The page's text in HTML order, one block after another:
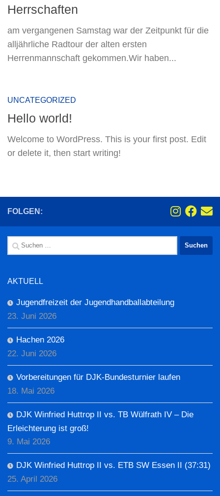
Herrschaften
am vergangenen Samstag war der Zeitpunkt für die
alljährliche Radtour der alten ersten
Herrenmannschaft gekommen.Wir haben...
UNCATEGORIZED
Hello world!
Welcome to WordPress. This is your first post. Edit
or delete it, then start writing!
FOLGEN:
Suchen
nach:
AKTUELL
Jugendfreizeit der Jugendhandballabteilung
23. Juni 2026
Hachen 2026
22. Juni 2026
Vorbereitungen für DJK-Bundesturnier laufen
18. Mai 2026
DJK Winfried Huttrop II vs. TB Wülfrath IV – Die
Erleichterung ist groß!
9. Mai 2026
DJK Winfried Huttrop II vs. ETB SW Essen II (37:31)
25. April 2026